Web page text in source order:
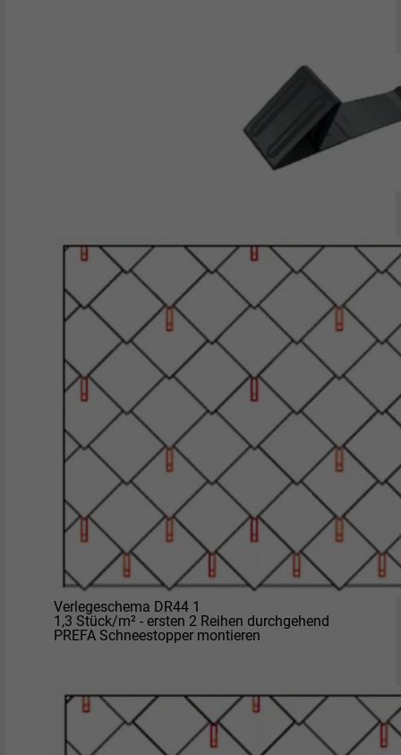
Verlegeschema DR44 1
1,3 Stück/m² - ersten 2 Reihen durchgehend
PREFA Schneestopper montieren